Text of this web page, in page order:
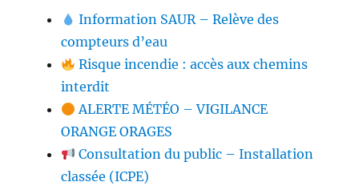
Information SAUR – Relève des
compteurs d’eau
Risque incendie : accès aux chemins
interdit
ALERTE MÉTÉO – VIGILANCE
ORANGE ORAGES
Consultation du public – Installation
classée (ICPE)